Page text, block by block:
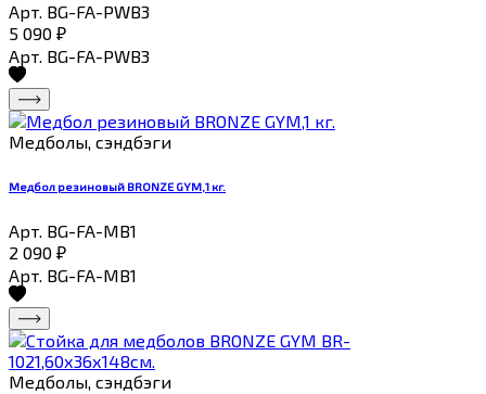
Арт. BG-FA-PWB3
5 090 ₽
Арт. BG-FA-PWB3
Медболы, сэндбэги
Медбол резиновый BRONZE GYM,1 кг.
Арт. BG-FA-MB1
2 090 ₽
Арт. BG-FA-MB1
Медболы, сэндбэги